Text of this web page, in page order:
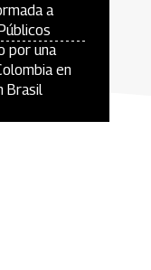
a
por una
en
Brasil